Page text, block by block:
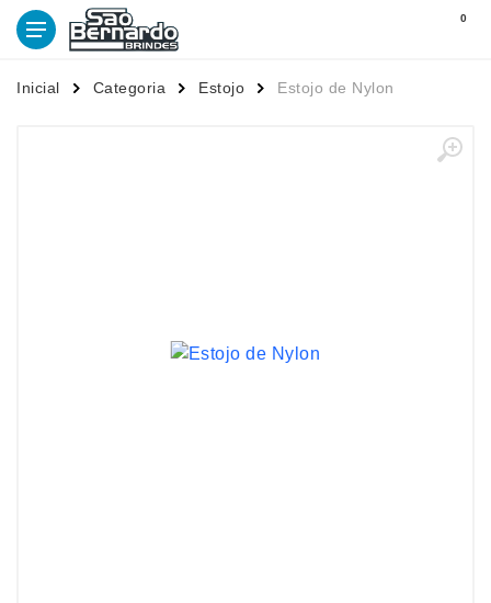
0
Inicial Categoria Estojo Estojo de Nylon